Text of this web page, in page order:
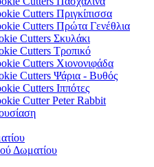
Cutters Πριγκίπισσα
Cutters Πρώτα Γενέθλια
Cutters Σκυλάκι
Cutters Τροπικό
Cutters Χιονονιφάδα
Cutters Ψάρια - Βυθός
Cutters Ιππότες
Cutter Peter Rabbit
Δωματίου